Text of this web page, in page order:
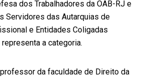
dos Trabalhadores da OAB-RJ e
Servidores das Autarquias de
e Entidades Coligadas
a categoria.
da faculdade de Direito da